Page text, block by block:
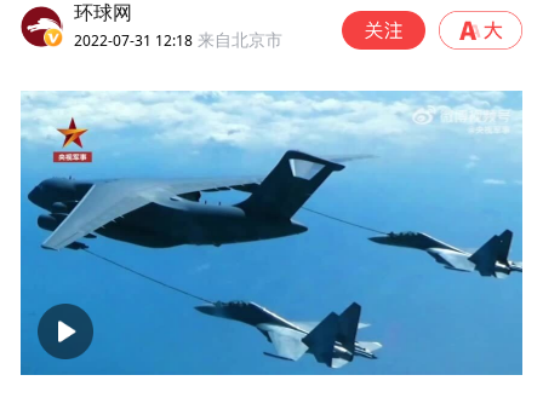
环球网
2022-07-31 12:18 来自北京市
00:00